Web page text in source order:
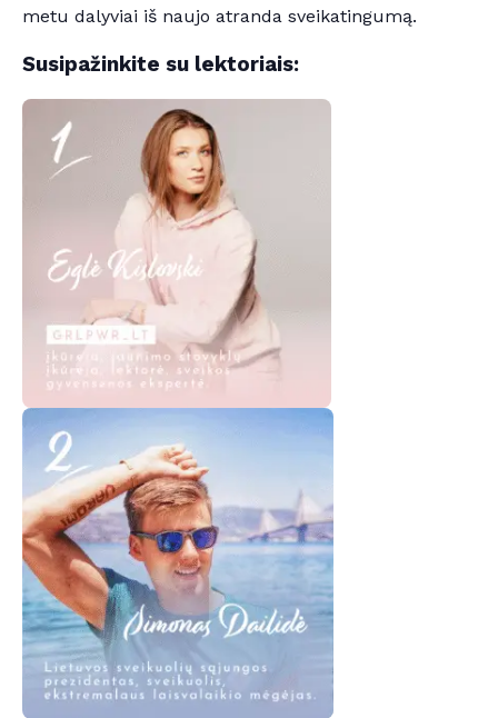
metu dalyviai iš naujo atranda sveikatingumą.
Susipažinkite su lektoriais: